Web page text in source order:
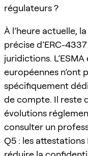
régulateurs ?
À l’heure actuelle,
précise d’ERC-
juridictions.
européennes n’ont
spécifiquement
de compte. Il reste
évolutions
consulter un
Q5 : les